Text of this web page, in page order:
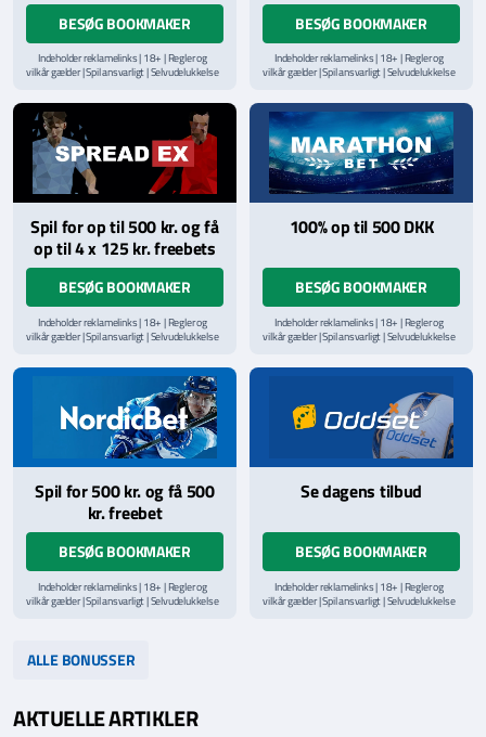
BESØG BOOKMAKER
Indeholder reklamelinks | 18+ | Regler og
vilkår gælder | Spil ansvarligt | Selvudelukkelse
hjælpelinje påStopSpillet.dk
BESØG BOOKMAKER
Indeholder reklamelinks | 18+ | Regler og
vilkår gælder | Spil ansvarligt | Selvudelukkelse
hjælpelinje påStopSpillet.dk
Læs vilkår og betingelserher
Spil for op til 500 kr. og få
op til 4 x 125 kr. freebets
BESØG BOOKMAKER
Indeholder reklamelinks | 18+ | Regler og
vilkår gælder | Spil ansvarligt | Selvudelukkelse
hjælpelinje påStopSpillet.dk
Læs vilkår og betingelserher
100% op til 500 DKK
BESØG BOOKMAKER
Indeholder reklamelinks | 18+ | Regler og
vilkår gælder | Spil ansvarligt | Selvudelukkelse
hjælpelinje påStopSpillet.dk
Spil for 500 kr. og få 500
kr. freebet
BESØG BOOKMAKER
Indeholder reklamelinks | 18+ | Regler og
vilkår gælder | Spil ansvarligt | Selvudelukkelse
Se dagens tilbud
BESØG BOOKMAKER
Indeholder reklamelinks | 18+ | Regler og
vilkår gælder | Spil ansvarligt | Selvudelukkelse
ALLE BONUSSER
AKTUELLE ARTIKLER